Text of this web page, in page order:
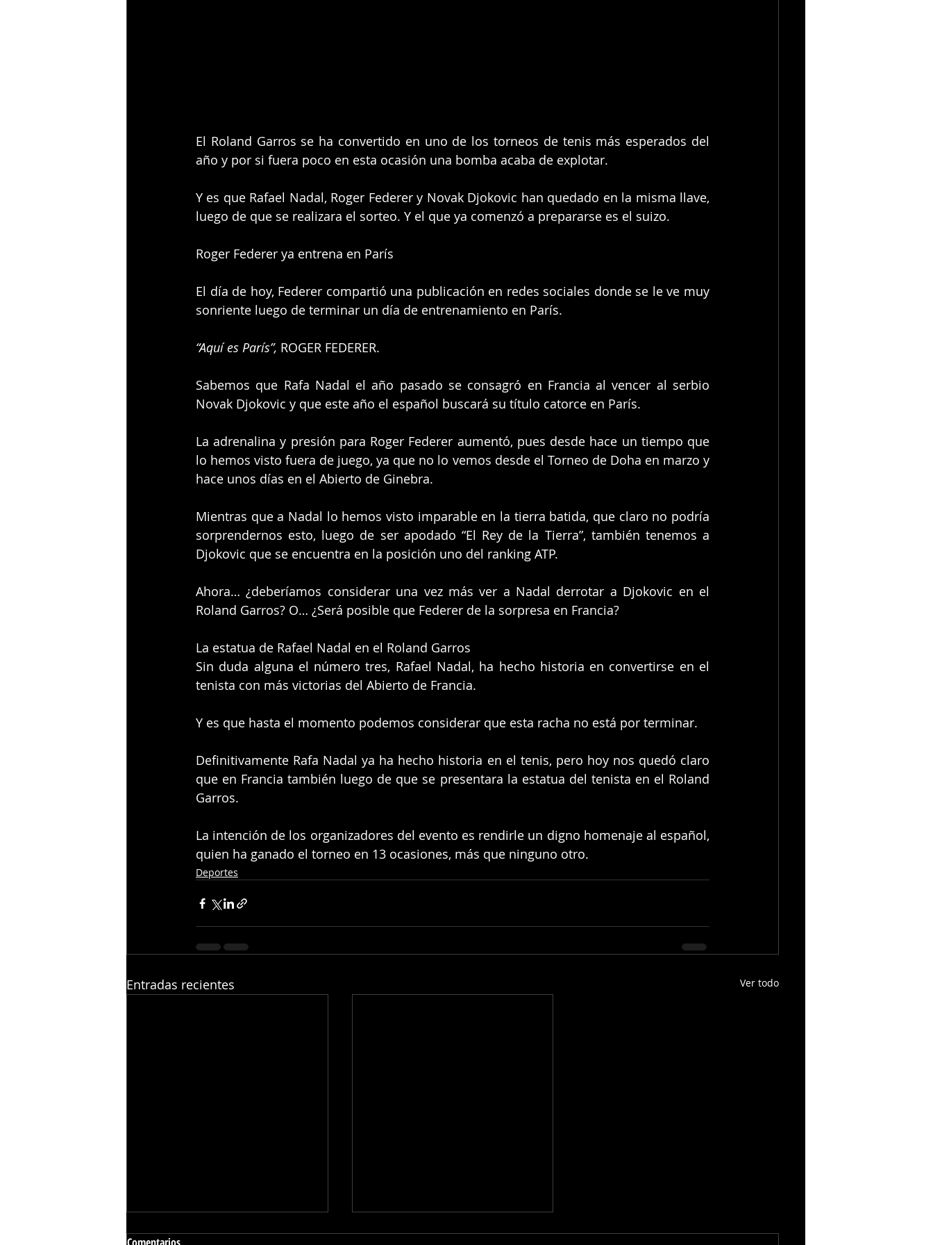
El Roland Garros se ha convertido en uno de los torneos de tenis más esperados del
año y por si fuera poco en esta ocasión una bomba acaba de explotar.
Y es que Rafael Nadal, Roger Federer y Novak Djokovic han quedado en la misma llave,
luego de que se realizara el sorteo. Y el que ya comenzó a prepararse es el suizo.
Roger Federer ya entrena en París
El día de hoy, Federer compartió una publicación en redes sociales donde se le ve muy
sonriente luego de terminar un día de entrenamiento en París.
“Aquí es París”, ROGER FEDERER.
Sabemos que Rafa Nadal el año pasado se consagró en Francia al vencer al serbio
Novak Djokovic y que este año el español buscará su título catorce en París.
La adrenalina y presión para Roger Federer aumentó, pues desde hace un tiempo que
lo hemos visto fuera de juego, ya que no lo vemos desde el Torneo de Doha en marzo y
hace unos días en el Abierto de Ginebra.
Mientras que a Nadal lo hemos visto imparable en la tierra batida, que claro no podría
sorprendernos esto, luego de ser apodado “El Rey de la Tierra”, también tenemos a
Djokovic que se encuentra en la posición uno del ranking ATP.
Ahora… ¿deberíamos considerar una vez más ver a Nadal derrotar a Djokovic en el
Roland Garros? O… ¿Será posible que Federer de la sorpresa en Francia?
La estatua de Rafael Nadal en el Roland Garros
Sin duda alguna el número tres, Rafael Nadal, ha hecho historia en convertirse en el
tenista con más victorias del Abierto de Francia.
Y es que hasta el momento podemos considerar que esta racha no está por terminar.
Definitivamente Rafa Nadal ya ha hecho historia en el tenis, pero hoy nos quedó claro
que en Francia también luego de que se presentara la estatua del tenista en el Roland
Garros.
La intención de los organizadores del evento es rendirle un digno homenaje al español,
quien ha ganado el torneo en 13 ocasiones, más que ninguno otro.
Deportes
Entradas recientes Ver todo